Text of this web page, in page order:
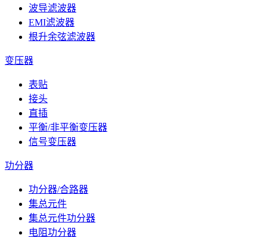
波导滤波器
EMI滤波器
根升余弦滤波器
变压器
表贴
接头
直插
平衡/非平衡变压器
信号变压器
功分器
功分器/合路器
集总元件
集总元件功分器
电阻功分器